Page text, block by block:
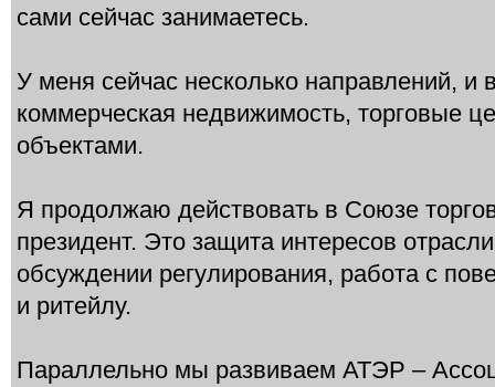
сами сейчас занимаетесь.
У меня сейчас несколько направлений, и
коммерческая недвижимость, торговые
объектами.
Я продолжаю действовать в Союзе
президент. Это защита интересов
обсуждении регулирования, работа с
и ритейлу.
Параллельно мы развиваем АТЭР –